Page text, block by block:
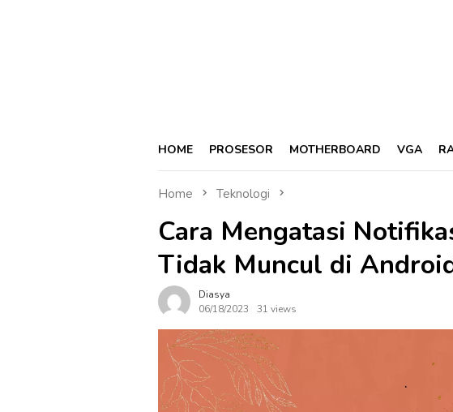
HOME PROSESOR MOTHERBOARD VGA
Home Teknologi
Cara Mengatasi
Tidak Muncul di
Diasya
06/18/2023
31 views